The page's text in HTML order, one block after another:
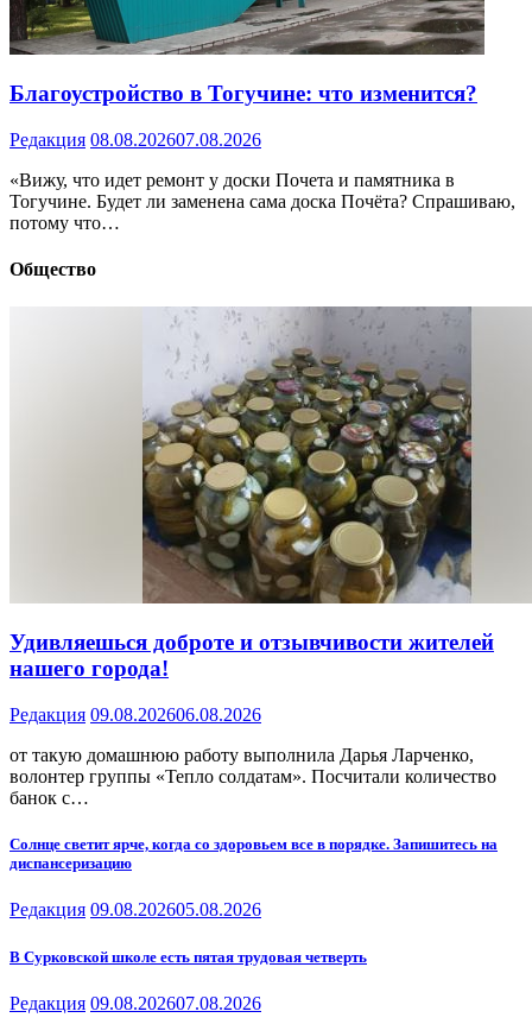
Благоустройство в Тогучине: что изменится?
Редакция 08.08.202607.08.2026
«Вижу, что идет ремонт у доски Почета и памятника в
Тогучине. Будет ли заменена сама доска Почёта? Спрашиваю,
потому что…
Общество
Удивляешься доброте и отзывчивости жителей
нашего города!
Редакция 09.08.202606.08.2026
от такую домашнюю работу выполнила Дарья Ларченко,
волонтер группы «Тепло солдатам». Посчитали количество
банок с…
Солнце светит ярче, когда со здоровьем все в порядке. Запишитесь на
диспансеризацию
Редакция 09.08.202605.08.2026
В Сурковской школе есть пятая трудовая четверть
Редакция 09.08.202607.08.2026